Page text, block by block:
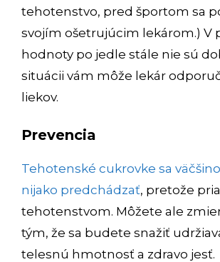
tehotenstvo, pred športom sa
svojím ošetrujúcim lekárom.) V
hodnoty po jedle stále nie sú
situácii vám môže lekár
liekov.
Prevencia
Tehotenské cukrovke sa
nijako predchádzať, pretože
tehotenstvom. Môžete ale
tým, že sa budete snažiť
telesnú hmotnosť a zdravo jesť.